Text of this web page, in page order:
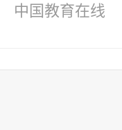
中国教育在线